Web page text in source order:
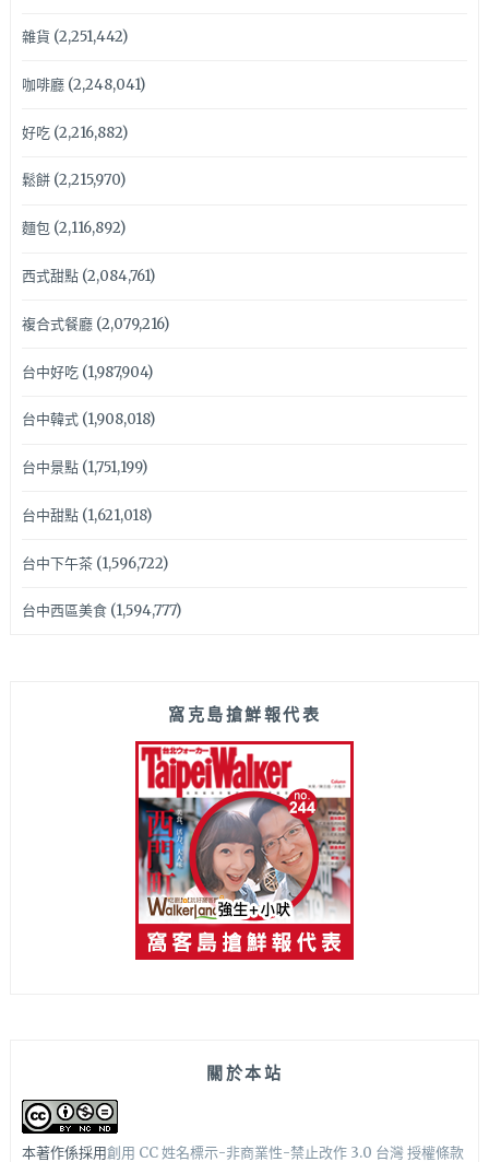
雜貨 (2,251,442)
咖啡廳(2,248,041)
好吃(2,216,882)
鬆餅(2,215,970)
麵包(2,116,892)
西式甜點(2,084,761)
複合式餐廳(2,079,216)
台中好吃(1,987,904)
台中韓式(1,908,018)
台中景點(1,751,199)
台中甜點(1,621,018)
台中下午茶(1,596,722)
台中西區美食(1,594,777)
窩克島搶鮮報代表
關於本站
本著作係採用創用 CC 姓名標示-非商業性-禁止改作 3.0 台灣 授權條款